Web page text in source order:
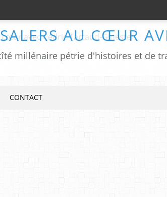
SALERS AU CŒUR
CONTACT